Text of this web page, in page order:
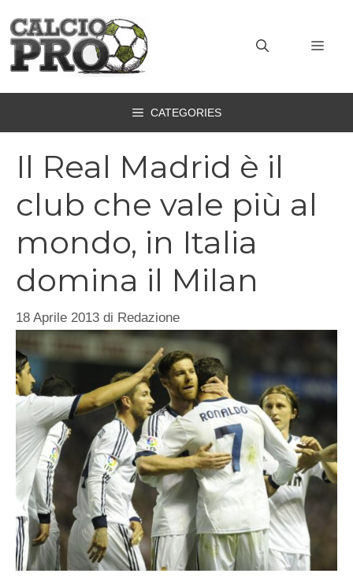
contenuto
CATEGORIES
Il Real Madrid è il
club che vale più al
mondo, in Italia
domina il Milan
18 Aprile 2013 di Redazione